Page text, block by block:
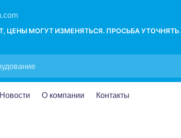
МОГУТ ИЗМЕНЯТЬСЯ. ПРОСЬБА
Новости О компании Контакты